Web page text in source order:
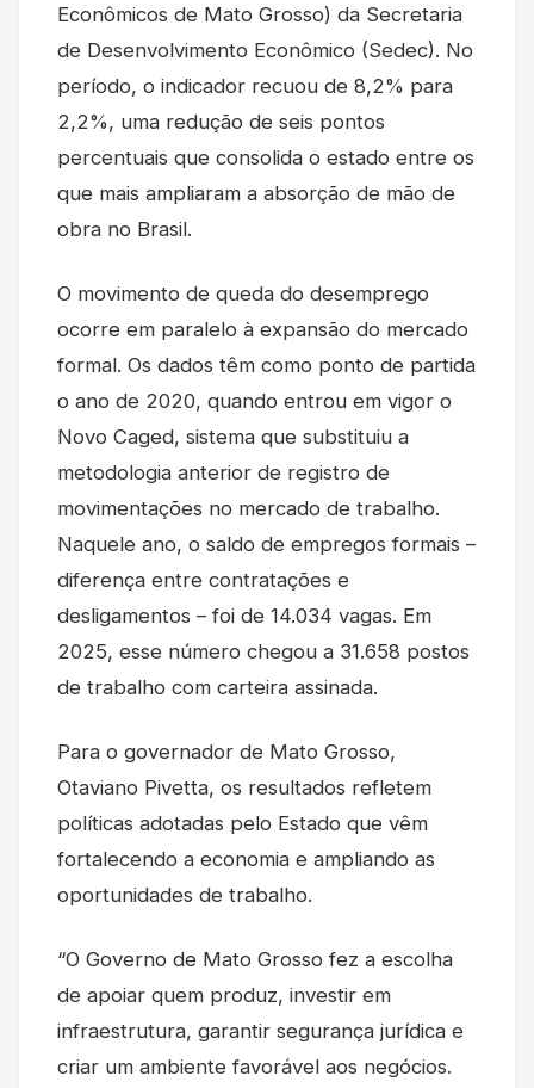
Econômicos de Mato Grosso) da Secretaria
de Desenvolvimento Econômico (Sedec). No
período, o indicador recuou de 8,2% para
2,2%, uma redução de seis pontos
percentuais que consolida o estado entre os
que mais ampliaram a absorção de mão de
obra no Brasil.
O movimento de queda do desemprego
ocorre em paralelo à expansão do mercado
formal. Os dados têm como ponto de partida
o ano de 2020, quando entrou em vigor o
Novo Caged, sistema que substituiu a
metodologia anterior de registro de
movimentações no mercado de trabalho.
Naquele ano, o saldo de empregos formais –
diferença entre contratações e
desligamentos – foi de 14.034 vagas. Em
2025, esse número chegou a 31.658 postos
de trabalho com carteira assinada.
Para o governador de Mato Grosso,
Otaviano Pivetta, os resultados refletem
políticas adotadas pelo Estado que vêm
fortalecendo a economia e ampliando as
oportunidades de trabalho.
“O Governo de Mato Grosso fez a escolha
de apoiar quem produz, investir em
infraestrutura, garantir segurança jurídica e
criar um ambiente favorável aos negócios.